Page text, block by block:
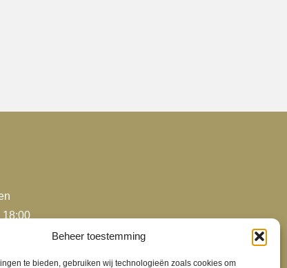
Beheer toestemming
te bieden, gebruiken wij technologieën zoals cookies om
18:00